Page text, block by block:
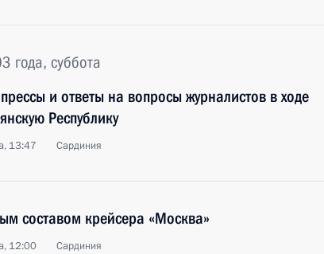
года, суббота
и ответы на вопросы журналистов в ходе
Республику
13:47 Сардиния
составом крейсера «Москва»
12:00 Сардиния